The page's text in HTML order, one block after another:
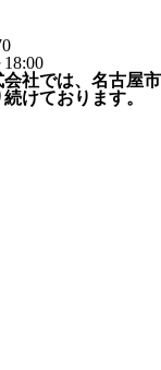
社では、名古屋市
けております。